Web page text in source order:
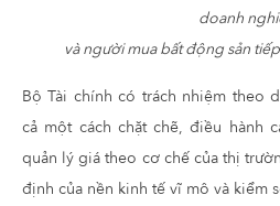
doanh
và người mua bất động sản
Bộ Tài chính có trách nhiệm theo
cả một cách chặt chẽ, điều hành
quản lý giá theo cơ chế của thị
định của nền kinh tế vĩ mô và kiểm